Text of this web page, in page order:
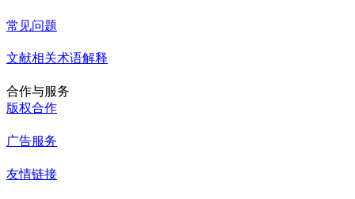
常见问题
文献相关术语解释
合作与服务
版权合作
广告服务
友情链接